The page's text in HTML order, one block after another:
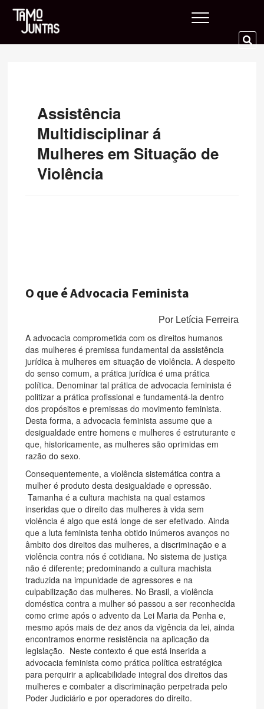
Skip
content
Assistência
Multidisciplinar á
Mulheres em Situação de
Violência
O que é Advocacia Feminista
Por Letícia Ferreira
A advocacia comprometida com os direitos humanos
das mulheres é premissa fundamental da assistência
jurídica à mulheres em situação de violência. A despeito
do senso comum, a prática jurídica é uma prática
política. Denominar tal prática de advocacia feminista é
politizar a prática profissional e fundamentá-la dentro
dos propósitos e premissas do movimento feminista.
Desta forma, a advocacia feminista assume que a
desigualdade entre homens e mulheres é estruturante e
que, historicamente, as mulheres são oprimidas em
razão do sexo.
Consequentemente, a violência sistemática contra a
mulher é produto desta desigualdade e opressão.
Tamanha é a cultura machista na qual estamos
inseridas que o direito das mulheres à vida sem
violência é algo que está longe de ser efetivado. Ainda
que a luta feminista tenha obtido inúmeros avanços no
âmbito dos direitos das mulheres, a discriminação e a
violência contra nós é cotidiana. No sistema de justiça
não é diferente; predominando a cultura machista
traduzida na impunidade de agressores e na
culpabilização das mulheres. No Brasil, a violência
doméstica contra a mulher só passou a ser reconhecida
como crime após o advento da Lei Maria da Penha e,
mesmo após mais de dez anos da vigência da lei, ainda
encontramos enorme resistência na aplicação da
legislação. Neste contexto é que está inserida a
advocacia feminista como prática política estratégica
para perquirir a aplicabilidade integral dos direitos das
mulheres e combater a discriminação perpetrada pelo
Poder Judiciário e por operadores do direito.